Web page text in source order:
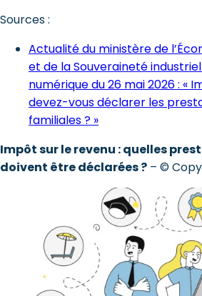
Sources :
Actualité du ministère de
et de la Souveraineté
numérique du 26 mai 2026 : «
devez-vous déclarer les
familiales ? »
Impôt sur le revenu : quelles
doivent être déclarées ? – ©